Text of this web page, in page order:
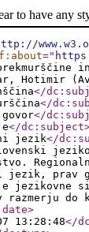
to have any
="
Hotimir
</
</
</
</dc:subject
jezik</
jezik, prav
razmerju do
>
13:28:48</